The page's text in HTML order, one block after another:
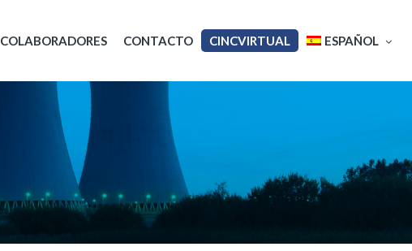
COLABORADORES CONTACTO CINCVIRTUAL ESPAÑOL
Français